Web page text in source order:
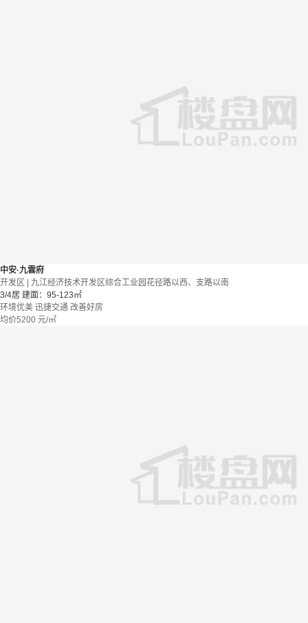
中安·九雲府
开发区 | 九江经济技术开发区综合工业园花径路以西、支路以南
3/4居 建面：95-123㎡
环境优美 迅捷交通 改善好房
均价5200 元/㎡